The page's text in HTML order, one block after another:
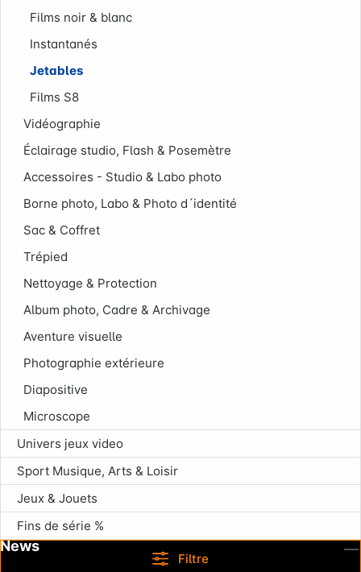
Films noir & blanc
Instantanés
Jetables
Films S8
Vidéographie
Éclairage studio, Flash & Posemètre
Accessoires - Studio & Labo photo
Borne photo, Labo & Photo d´identité
Sac & Coffret
Trépied
Nettoyage & Protection
Album photo, Cadre & Archivage
Aventure visuelle
Photographie extérieure
Diapositive
Microscope
Univers jeux video
Sport Musique, Arts & Loisir
Jeux & Jouets
Fins de série %
Filtre
Infoterminal
News